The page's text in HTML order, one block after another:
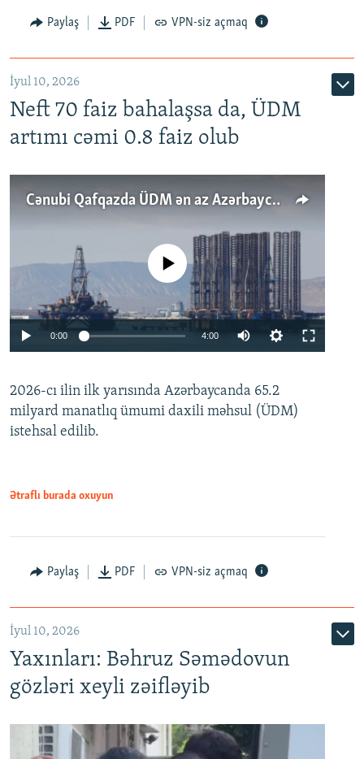
Paylaş PDF VPN-siz açmaq
İyul 10, 2026
Neft 70 faiz bahalaşsa da, ÜDM
artımı cəmi 0.8 faiz olub
Cənubi Qafqazda ÜDM ən az Azərbaycanda artır: Qonşuları niyə Bakını qabaqlaya bilir?
Auto 240p 360p 480p
No media source currently available
0:00 4:00
360p
480p
2026-cı ilin ilk yarısında Azərbaycanda 65.2
milyard manatlıq ümumi daxili məhsul (ÜDM)
istehsal edilib.
Ətraflı burada oxuyun
Paylaş PDF VPN-siz açmaq
İyul 10, 2026
Yaxınları: Bəhruz Səmədovun
gözləri xeyli zəifləyib